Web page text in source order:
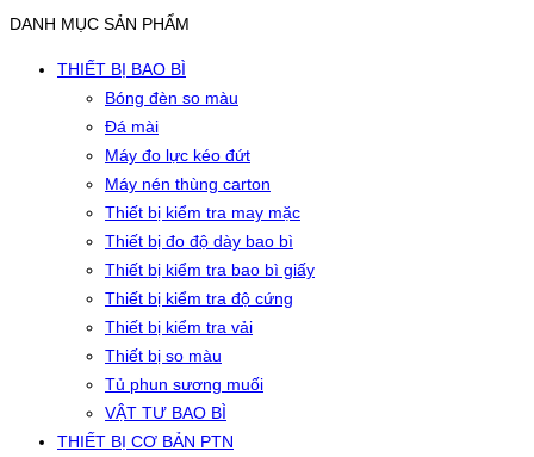
DANH MỤC SẢN PHẨM
THIẾT BỊ BAO BÌ
Bóng đèn so màu
Đá mài
Máy đo lực kéo đứt
Máy nén thùng carton
Thiết bị kiểm tra may mặc
Thiết bị đo độ dày bao bì
Thiết bị kiểm tra bao bì giấy
Thiết bị kiểm tra độ cứng
Thiết bị kiểm tra vải
Thiết bị so màu
Tủ phun sương muối
VẬT TƯ BAO BÌ
THIẾT BỊ CƠ BẢN PTN